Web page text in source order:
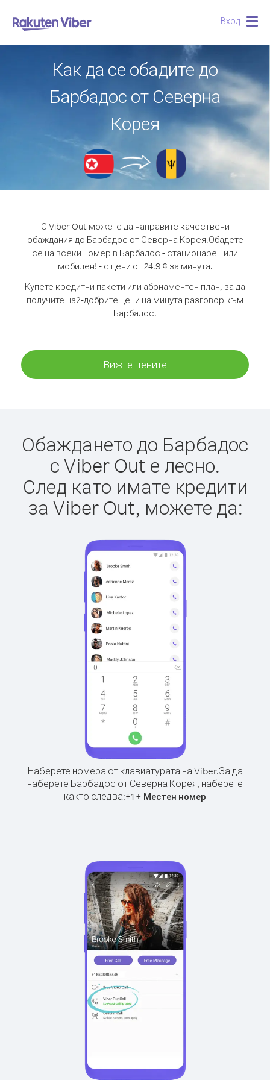
Вход
Как да се обадите до
Барбадос от Северна
Корея
С Viber Out можете да направите качествени
обаждания до Барбадос от Северна Корея.Обадете
се на всеки номер в Барбадос - стационарен или
мобилен! - с цени от 24.9 ¢ за минута.
Купете кредитни пакети или абонаментен план, за да
получите най-добрите цени на минута разговор към
Барбадос.
Вижте цените
Обаждането до Барбадос
с Viber Out е лесно.
След като имате кредити
за Viber Out, можете да:
Наберете номера от клавиатурата на Viber.За да
наберете Барбадос от Северна Корея, наберете
както следва:+1 + Местен номер